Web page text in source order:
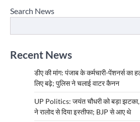
Search News
Recent News
डीए की मांग: पंजाब के कर्मचारी-पेंशनर्स का
लिए बढ़े; पुलिस ने चलाई वाटर कैनन
UP Politics: जयंत चौधरी को बड़ा झटका,
ने रालोद से दिया इस्तीफा; BJP से आए थे